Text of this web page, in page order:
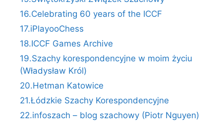
16.Celebrating 60 years of the ICCF
17.iPlayooChess
18.ICCF Games Archive
19.Szachy korespondencyjne w moim życiu
(Władysław Król)
20.Hetman Katowice
21.Łódzkie Szachy Korespondencyjne
22.infoszach – blog szachowy (Piotr Nguyen)